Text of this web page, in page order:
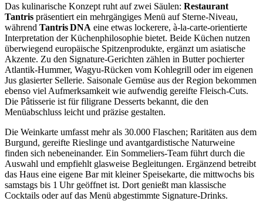
Das kulinarische Konzept ruht auf zwei Säulen: Restaurant
Tantris präsentiert ein mehrgängiges Menü auf Sterne‑Niveau,
während Tantris DNA eine etwas lockerere, à‑la‑carte‑orientierte
Interpretation der Küchenphilosophie bietet. Beide Küchen nutzen
überwiegend europäische Spitzenprodukte, ergänzt um asiatische
Akzente. Zu den Signature‑Gerichten zählen in Butter pochierter
Atlantik‑Hummer, Wagyu‑Rücken vom Kohlegrill oder im eigenen
Jus glasierter Sellerie. Saisonale Gemüse aus der Region bekommen
ebenso viel Aufmerksamkeit wie aufwendig gereifte Fleisch‑Cuts.
Die Pâtisserie ist für filigrane Desserts bekannt, die den
Menüabschluss leicht und präzise gestalten.
Die Weinkarte umfasst mehr als 30.000 Flaschen; Raritäten aus dem
Burgund, gereifte Rieslinge und avantgardistische Naturweine
finden sich nebeneinander. Ein Sommeliers‑Team führt durch die
Auswahl und empfiehlt glasweise Begleitungen. Ergänzend betreibt
das Haus eine eigene Bar mit kleiner Speisekarte, die mittwochs bis
samstags bis 1 Uhr geöffnet ist. Dort genießt man klassische
Cocktails oder auf das Menü abgestimmte Signature‑Drinks.